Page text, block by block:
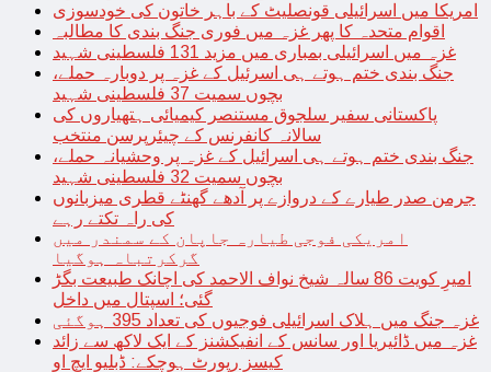
امریکا میں اسرائیلی قونصلیٹ کے باہر خاتون کی خودسوزی
اقوام متحدہ کا پھر غزہ میں فوری جنگ بندی کا مطالبہ
غزہ میں اسرائیلی بمباری میں مزید 131 فلسطینی شہید
جنگ بندی ختم ہوتے ہی اسرئیل کے غزہ پر دوبارہ حملے،
بچوں سمیت 37 فلسطینی شہید
پاکستانی سفیر سلجوق مستنصر کیمیائی ہتھیاروں کی
سالانہ کانفرنس کے چیئرپرسن منتخب
جنگ بندی ختم ہوتے ہی اسرائیل کے غزہ پر وحشیانہ حملے،
بچوں سمیت 32 فلسطینی شہید
جرمن صدر طیارے کے دروازے پر آدھے گھنٹے قطری میزبانوں
کی راہ تکتے رہے
امریکی فوجی طیارہ جاپان کے سمندر میں
گرکرتباہ ہوگیا
امیرِ کویت 86 سالہ شیخ نواف الاحمد کی اچانک طبیعت بگڑ
گئی؛ اسپتال میں داخل
غزہ جنگ میں ہلاک اسرائیلی فوجیوں کی تعداد 395 ہوگئی
غزہ میں ڈائیریا اور سانس کے انفیکشنز کے ایک لاکھ سے زائد
کیسز رپورٹ ہوچکے: ڈبلیو ایچ او